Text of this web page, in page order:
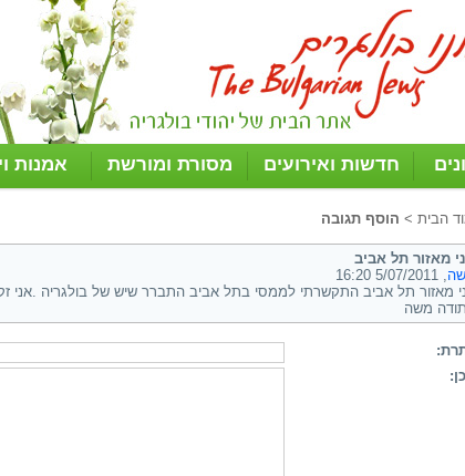
חדשות ואירועים מסורת ומורשת אמנות
הבית > הוסף תגובה
מאזור תל אביב
, 5/07/2011 16:20
מאזור תל אביב התקשרתי לממסי בתל אביב התברר שיש של בולגריה .אני
משה